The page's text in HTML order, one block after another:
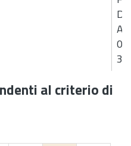
al criterio di